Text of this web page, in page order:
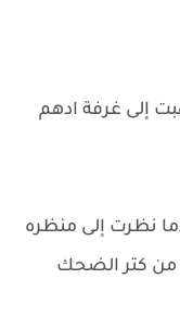
إلى غرفة ادهم
نظرت إلى منظره
كتر الضحك